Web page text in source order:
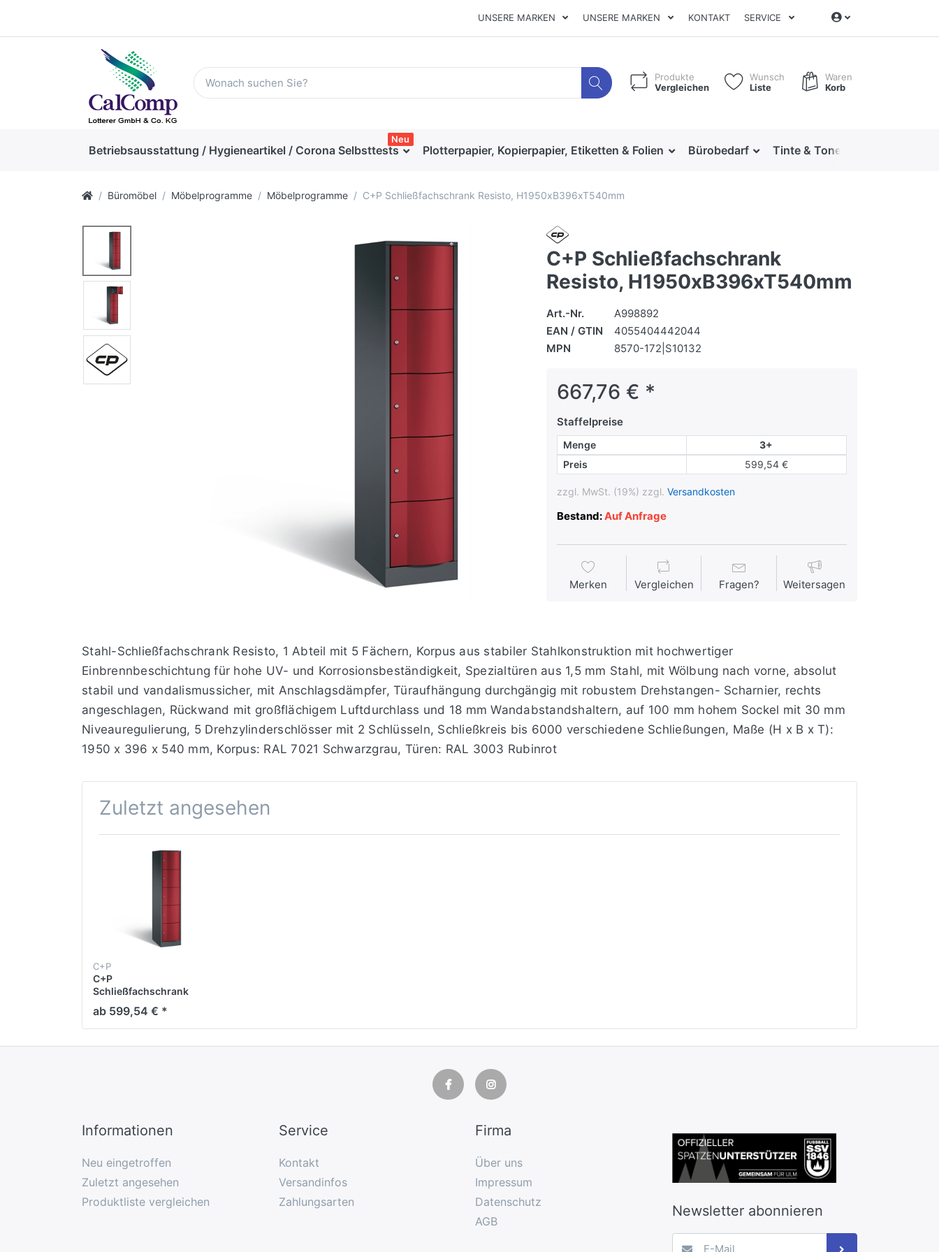
UNSERE MARKEN UNSERE MARKEN KONTAKT SERVICE
Produkte
Vergleichen
Wunsch
Liste
Waren
Korb
Betriebsausstattung / Hygieneartikel / Corona Selbsttests
Neu
Plotterpapier, Kopierpapier, Etiketten & Folien Bürobedarf Tinte & Toner
Büromöbel Möbelprogramme Möbelprogramme C+P Schließfachschrank Resisto, H1950xB396xT540mm
C+P Schließfachschrank
Resisto, H1950xB396xT540mm
Art.-Nr.
A998892
EAN / GTIN
4055404442044
MPN
8570-172|S10132
667,76 € *
Staffelpreise
Menge
3+
Preis
599,54 €
zzgl. MwSt. (19%) zzgl. Versandkosten
Bestand:Auf Anfrage
Merken Vergleichen Fragen? Weitersagen
Stahl-Schließfachschrank Resisto, 1 Abteil mit 5 Fächern, Korpus aus stabiler Stahlkonstruktion mit hochwertiger
Einbrennbeschichtung für hohe UV- und Korrosionsbeständigkeit, Spezialtüren aus 1,5 mm Stahl, mit Wölbung nach vorne, absolut
stabil und vandalismussicher, mit Anschlagsdämpfer, Türaufhängung durchgängig mit robustem Drehstangen- Scharnier, rechts
angeschlagen, Rückwand mit großflächigem Luftdurchlass und 18 mm Wandabstandshaltern, auf 100 mm hohem Sockel mit 30 mm
Niveauregulierung, 5 Drehzylinderschlösser mit 2 Schlüsseln, Schließkreis bis 6000 verschiedene Schließungen, Maße (H x B x T):
1950 x 396 x 540 mm, Korpus: RAL 7021 Schwarzgrau, Türen: RAL 3003 Rubinrot
Zuletzt angesehen
C+P
C+P
Schließfachschrank
ab 599,54 € *
Informationen
Neu eingetroffen
Zuletzt angesehen
Produktliste vergleichen
Service
Kontakt
Versandinfos
Zahlungsarten
Firma
Über uns
Impressum
Datenschutz
AGB
Newsletter abonnieren